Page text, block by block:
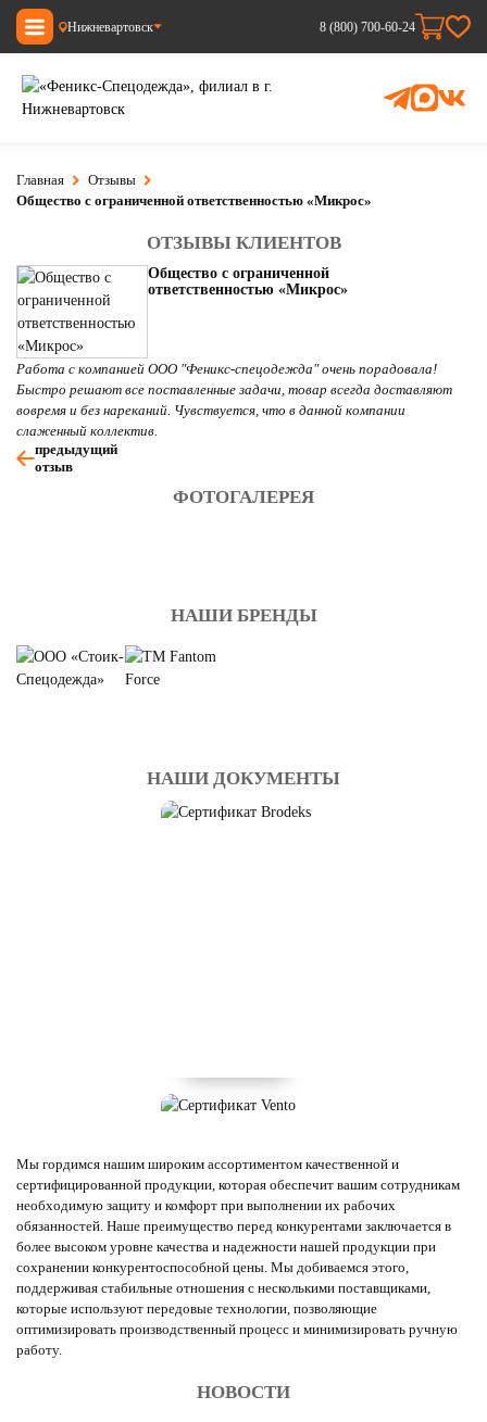
Нижневартовск 8 (800) 700-60-24
Главная
Отзывы
Общество с ограниченной ответственностью «Микрос»
ОТЗЫВЫ КЛИЕНТОВ
Общество с ограниченной
ответственностью «Микрос»
Работа с компанией ООО "Феникс-спецодежда" очень порадовала!
Быстро решают все поставленные задачи, товар всегда доставляют
вовремя и без нареканий. Чувствуется, что в данной компании
слаженный коллектив.
предыдущий
отзыв
ФОТОГАЛЕРЕЯ
НАШИ БРЕНДЫ
НАШИ ДОКУМЕНТЫ
Мы гордимся нашим широким ассортиментом качественной и
сертифицированной продукции, которая обеспечит вашим сотрудникам
необходимую защиту и комфорт при выполнении их рабочих
обязанностей. Наше преимущество перед конкурентами заключается в
более высоком уровне качества и надежности нашей продукции при
сохранении конкурентоспособной цены. Мы добиваемся этого,
поддерживая стабильные отношения с несколькими поставщиками,
которые используют передовые технологии, позволяющие
оптимизировать производственный процесс и минимизировать ручную
работу.
НОВОСТИ